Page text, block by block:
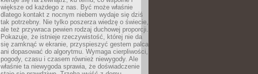
większe od każdego z nas. Być może właśnie
dlatego kontakt z nocnym niebem wydaje się dziś
tak potrzebny. Nie tylko poszerza wiedzę o świecie,
ale też przywraca pewien rodzaj duchowej proporcji.
Pokazuje, że istnieje rzeczywistość, której nie da
się zamknąć w ekranie, przyspieszyć gestem palca
ani dopasować do algorytmu. Wymaga cierpliwości,
pogody, czasu i czasem również niewygody. Ale
właśnie ta niewygoda sprawia, że doświadczenie